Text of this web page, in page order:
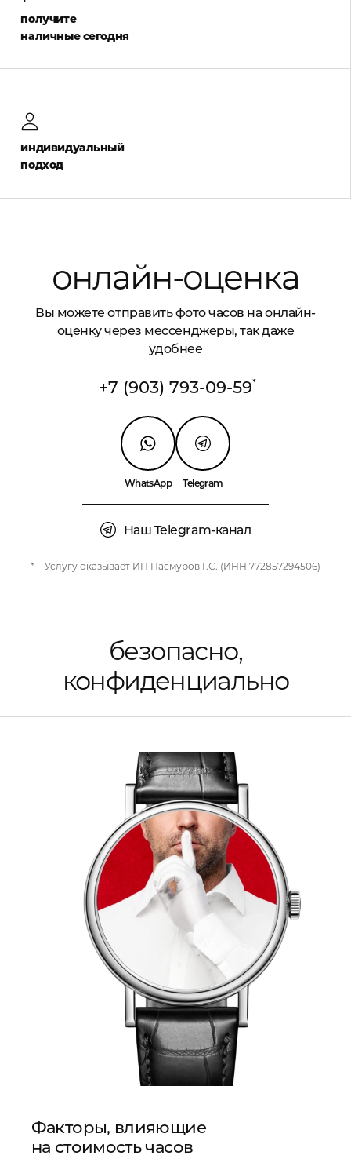
получите
наличные сегодня
индивидуальный
подход
онлайн-оценка
Вы можете отправить фото часов на онлайн-
оценку через мессенджеры, так даже
удобнее
+7 (903) 793-09-59*
WhatsApp Telegram
Наш Telegram-канал
* Услугу оказывает ИП Пасмуров Г.С. (ИНН 772857294506)
безопасно,
конфиденциально
Факторы, влияющие
на стоимость часов